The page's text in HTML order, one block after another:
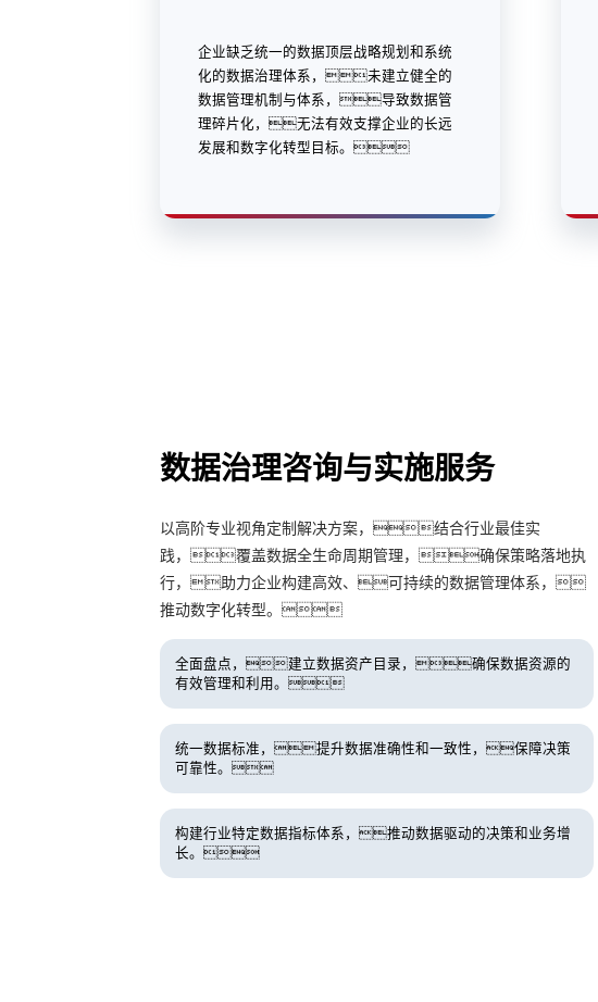
企业缺乏统一的数据顶层战略规划和系统
化的数据治理体系，未建立健全的
数据管理机制与体系，导致数据管
理碎片化，无法有效支撑企业的长远
发展和数字化转型目标。
数据治理咨询与实施服务
以高阶专业视角定制解决方案，结合行业最佳实
践，覆盖数据全生命周期管理，确保策略落地执
行，助力企业构建高效、可持续的数据管理体系，
推动数字化转型。
全面盘点，建立数据资产目录，确保数据资源的
有效管理和利用。
统一数据标准，提升数据准确性和一致性，保障决策
可靠性。
构建行业特定数据指标体系，推动数据驱动的决策和业务增
长。